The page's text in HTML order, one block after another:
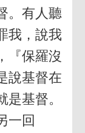
。有人聽
我，說我
『保羅沒
說基督在
基督。
一回